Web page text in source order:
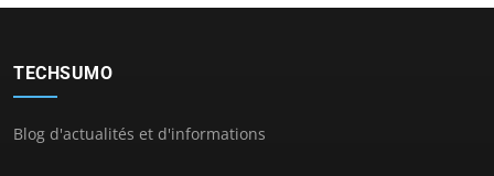
TECHSUMO
Blog d'actualités et d'informations